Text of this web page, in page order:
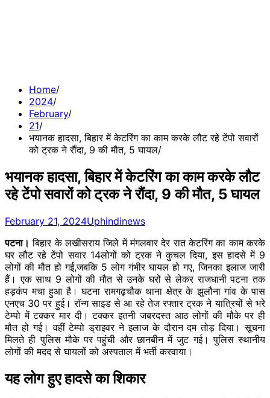
Home
2024
February
21
भयानक हादसा, बिहार में केटरिंग का काम करके लौट रहे टेंपो सवारों
को ट्रक ने रौंदा, 9 की मौत, 5 घायल
भयानक हादसा, बिहार में केटरिंग का काम करके लौट
रहे टेंपो सवारों को ट्रक ने रौंदा, 9 की मौत, 5 घायल
February 21, 2024Uphindinews
पटना। बिहार के लखीसराय जिले में मंगलवार देर रात केटरिंग का काम करके
घर लौट रहे टेंपो सवार 14लोगों को ट्रक ने कुचल दिया, इस हादसे में 9
लोगों की मौत हो गई,जबकि 5 लोग गंभीर घायल हो गए, जिनका इलाज जारी
हैं। एक साथ 9 लोगों की मौत से उनके घरों से लेकर राजधानी पटना तक
हड़कंप मचा हुआ है। घटना रामगढ़चौक थाना क्षेत्र के झुलौना गांव के पास
एनएच 30 पर हुई। रॉन्ग साइड से आ रहे तेज रफ्तार ट्रक ने यात्रियों से भरे
टेम्पो में टक्कर मार दी। टक्कर इतनी जबरदस्त आठ लोगों की मौके पर ही
मौत हो गई। वहीं टेम्पो ड्राइवर ने इलाज के दौरान दम तोड़ दिया। सूचना
मिलते ही पुलिस मौके पर पहुंची और छानबीन में जुट गई। पुलिस स्थानीय
लोगों की मदद से घायलों को अस्पताल में भर्ती करवाया।
यह लोग हुए हादसे का शिकार